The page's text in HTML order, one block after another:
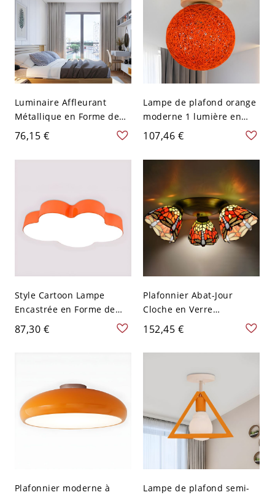
Luminaire Affleurant
Métallique en Forme de
Nuage Style Enfant
Plafonnier LED pour
Maternelle - 110 V-120 V
76,15 €
Lampe de plafond orange
moderne 1 lumière en
rotin tissé en boule avec
une base en bois pour
salle de bain, 6" Dia
107,46 €
Style Cartoon Lampe
Encastrée en Forme de
Nuage Métallique
Plafonnier LED pour
87,30 €
Plafonnier Abat-Jour
Cloche en Verre
Multicolore Lampe
Encastrée 3 Têtes Style
Tiffany - Rouge-Orange
152,45 €
Plafonnier moderne à
Lampe de plafond semi-